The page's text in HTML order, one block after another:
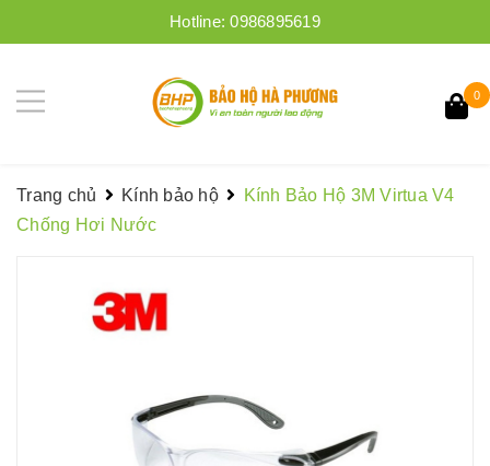
Hotline:0986895619
0
Trang chủ Kính bảo hộ
Kính Bảo Hộ 3M Virtua V4
Chống Hơi Nước